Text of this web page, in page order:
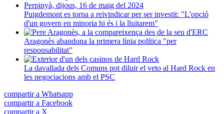
Puigdemont es torna a reivindicar per ser investit: "L'opció
d'un govern en minoria hi és i la lluitarem"
Aragonès abandona la primera línia política "per
responsabilitat"
La davallada dels Comuns pot diluir el veto al Hard Rock en
les negociacions amb el PSC
compartir a Whatsapp
compartir a Facebook
compartir a X